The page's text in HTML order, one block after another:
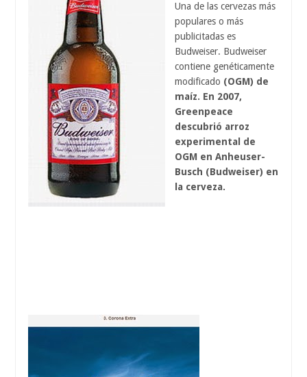
Una de las cervezas más
populares o más
publicitadas es
Budweiser. Budweiser
contiene genéticamente
modificado (OGM) de
maíz. En 2007,
Greenpeace
descubrió arroz
experimental de
OGM en Anheuser-
Busch (Budweiser) en
la cerveza.